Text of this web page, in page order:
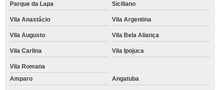
Parque da Lapa Siciliano
Vila Anastácio Vila Argentina
Vila Augusto Vila Bela Aliança
Vila Carlina Vila Ipojuca
Vila Romana
Amparo
Angatuba